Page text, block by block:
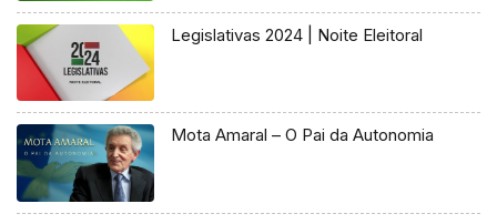
Legislativas 2024 | Noite Eleitoral
Mota Amaral – O Pai da Autonomia